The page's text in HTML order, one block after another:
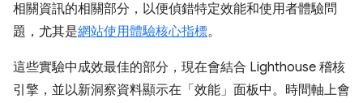
相關資訊的相關部分，以便偵錯特定效能和使用者體驗問
題，尤其是網站使用體驗核心指標。
這些實驗中成效最佳的部分，現在會結合 Lighthouse 稽核
引擎，並以新洞察資料顯示在「效能」面板中。時間軸上會